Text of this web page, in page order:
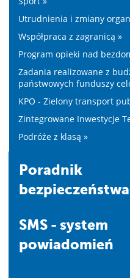
Utrudnienia i zmiany
Współpraca z zagranicą »
Program opieki nad
Zadania realizowane z
państwowych funduszy
KPO - Zielony transport
Zintegrowane Inwestycje
Podróże z klasą »
Poradnik
bezpieczeństwa
SMS - system
powiadomień